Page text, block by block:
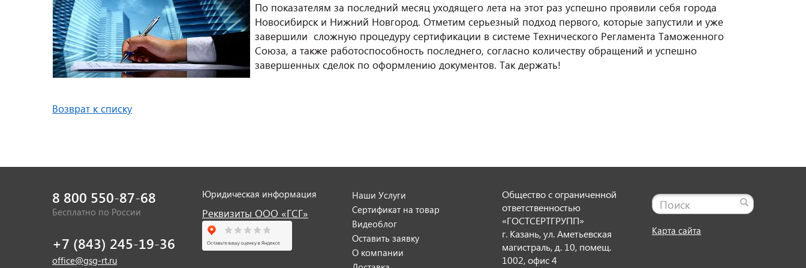
По показателям за последний месяц уходящего лета на этот раз успешно проявили себя города
Новосибирск и Нижний Новгород. Отметим серьезный подход первого, которые запустили и уже
завершили сложную процедуру сертификации в системе Технического Регламента Таможенного
Союза, а также работоспособность последнего, согласно количеству обращений и успешно
завершенных сделок по оформлению документов. Так держать!
Возврат к списку
8 800 550-87-68
Бесплатно по России
+7 (843) 245-19-36
office@gsg-rt.ru
Юридическая информация
Реквизиты ООО «ГСГ»
Наши Услуги
Сертификат на товар
Видеоблог
Оставить заявку
О компании
Общество с ограниченной
ответственностью
«ГОСТСЕРТГРУПП»
г. Казань, ул. Аметьевская
магистраль, д. 10, помещ.
1002, офис 4
Карта сайта